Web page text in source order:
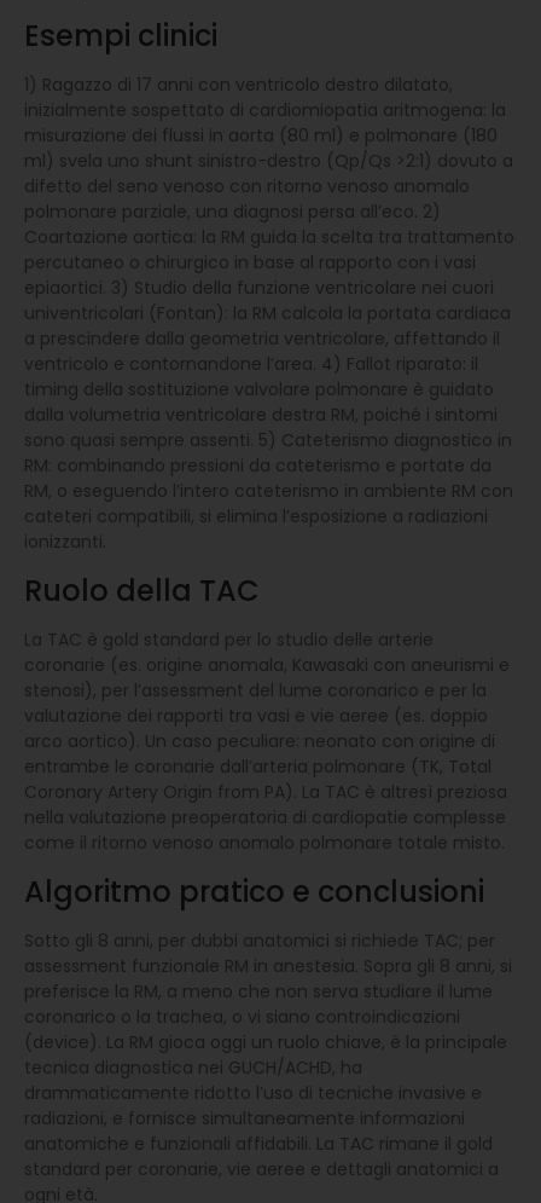
Esempi clinici
1) Ragazzo di 17 anni con ventricolo destro dilatato,
inizialmente sospettato di cardiomiopatia aritmogena: la
misurazione dei flussi in aorta (80 ml) e polmonare (180
ml) svela uno shunt sinistro-destro (Qp/Qs >2:1) dovuto a
difetto del seno venoso con ritorno venoso anomalo
polmonare parziale, una diagnosi persa all’eco. 2)
Coartazione aortica: la RM guida la scelta tra trattamento
percutaneo o chirurgico in base al rapporto con i vasi
epiaortici. 3) Studio della funzione ventricolare nei cuori
univentricolari (Fontan): la RM calcola la portata cardiaca
a prescindere dalla geometria ventricolare, affettando il
ventricolo e contornandone l’area. 4) Fallot riparato: il
timing della sostituzione valvolare polmonare è guidato
dalla volumetria ventricolare destra RM, poiché i sintomi
sono quasi sempre assenti. 5) Cateterismo diagnostico in
RM: combinando pressioni da cateterismo e portate da
RM, o eseguendo l’intero cateterismo in ambiente RM con
cateteri compatibili, si elimina l’esposizione a radiazioni
ionizzanti.
Ruolo della TAC
La TAC è gold standard per lo studio delle arterie
coronarie (es. origine anomala, Kawasaki con aneurismi e
stenosi), per l’assessment del lume coronarico e per la
valutazione dei rapporti tra vasi e vie aeree (es. doppio
arco aortico). Un caso peculiare: neonato con origine di
entrambe le coronarie dall’arteria polmonare (TK, Total
Coronary Artery Origin from PA). La TAC è altresì preziosa
nella valutazione preoperatoria di cardiopatie complesse
come il ritorno venoso anomalo polmonare totale misto.
Algoritmo pratico e conclusioni
Sotto gli 8 anni, per dubbi anatomici si richiede TAC; per
assessment funzionale RM in anestesia. Sopra gli 8 anni, si
preferisce la RM, a meno che non serva studiare il lume
coronarico o la trachea, o vi siano controindicazioni
(device). La RM gioca oggi un ruolo chiave, è la principale
tecnica diagnostica nei GUCH/ACHD, ha
drammaticamente ridotto l’uso di tecniche invasive e
radiazioni, e fornisce simultaneamente informazioni
anatomiche e funzionali affidabili. La TAC rimane il gold
standard per coronarie, vie aeree e dettagli anatomici a
ogni età.